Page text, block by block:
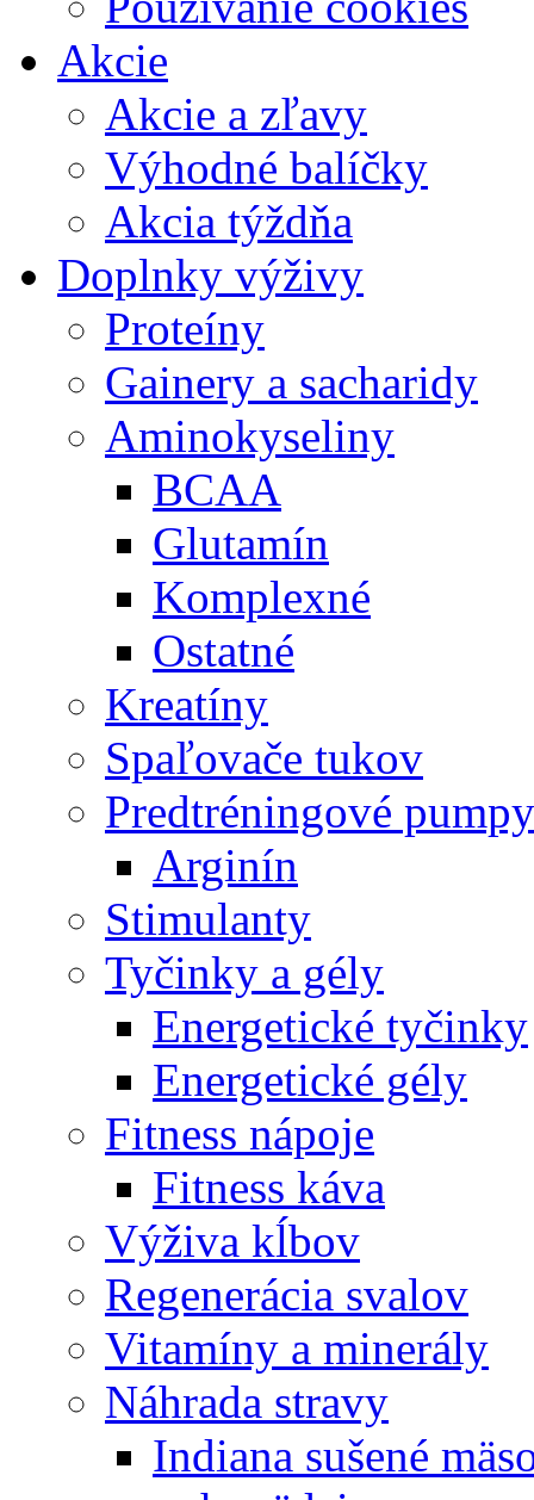
Akcie
Akcie a zľavy
Výhodné balíčky
Akcia týždňa
Doplnky výživy
Proteíny
Gainery a sacharidy
Aminokyseliny
BCAA
Glutamín
Komplexné
Ostatné
Kreatíny
Spaľovače tukov
Predtréningové pumpy
Arginín
Stimulanty
Tyčinky a gély
Energetické tyčinky
Energetické gély
Fitness nápoje
Fitness káva
Výživa kĺbov
Regenerácia svalov
Vitamíny a minerály
Náhrada stravy
Indiana sušené